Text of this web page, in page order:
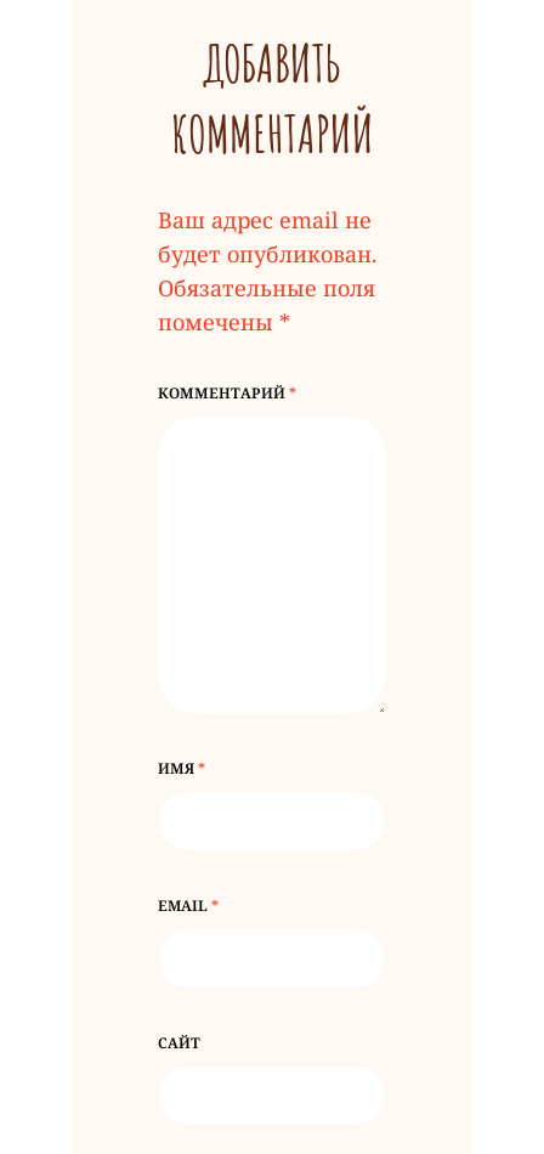
ДОБАВИТЬ
КОММЕНТАРИЙ
Ваш адрес email не
будет опубликован.
Обязательные поля
помечены *
КОММЕНТАРИЙ*
ИМЯ*
EMAIL*
САЙТ